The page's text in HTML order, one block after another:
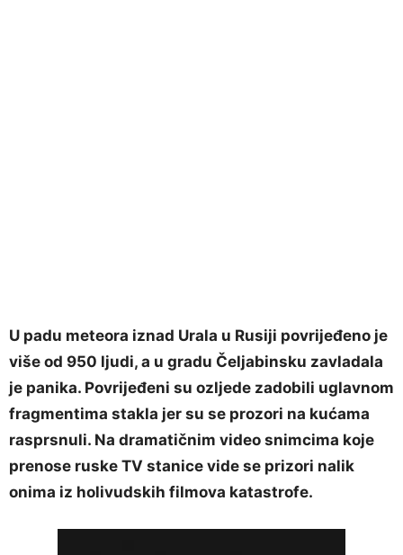
U padu meteora iznad Urala u Rusiji povrijeđeno je
više od 950 ljudi, a u gradu Čeljabinsku zavladala
je panika. Povrijeđeni su ozljede zadobili uglavnom
fragmentima stakla jer su se prozori na kućama
rasprsnuli. Na dramatičnim video snimcima koje
prenose ruske TV stanice vide se prizori nalik
onima iz holivudskih filmova katastrofe.